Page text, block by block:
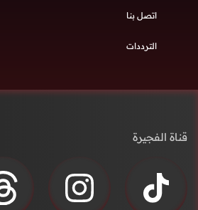
اتصل بنا
الترددات
قناة الفجيرة